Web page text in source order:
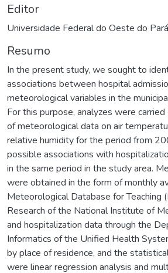
Editor
Universidade Federal do Oeste do Pará
Resumo
In the present study, we sought to
associations between hospital
meteorological variables in the
For this purpose, analyzes were
of meteorological data on air
relative humidity for the period from
possible associations with
in the same period in the study area.
were obtained in the form of monthly
Meteorological Database for Teaching
Research of the National Institute of
and hospitalization data through the
Informatics of the Unified Health
by place of residence, and the
were linear regression analysis and